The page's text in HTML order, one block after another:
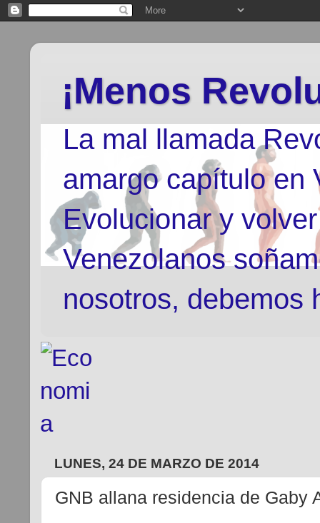
¡Menos
La mal llamada
amargo capítulo en
Evolucionar y
Venezolanos
nosotros, debemos
LUNES, 24 DE MARZO DE 2014
GNB allana residencia de Gaby